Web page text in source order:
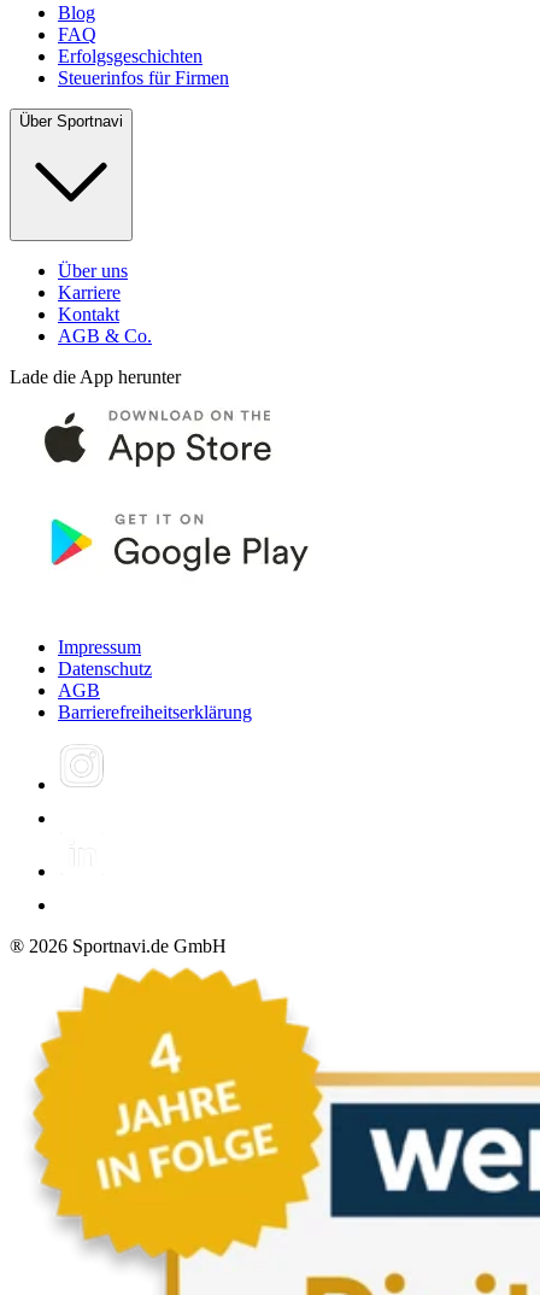
Blog
FAQ
Erfolgsgeschichten
Steuerinfos für Firmen
Über Sportnavi
Über uns
Karriere
Kontakt
AGB & Co.
Lade die App herunter
Impressum
Datenschutz
AGB
Barrierefreiheitserklärung
® 2026 Sportnavi.de GmbH